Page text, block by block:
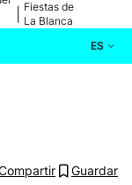
Fiestas de
La Blanca
ES
Guardar